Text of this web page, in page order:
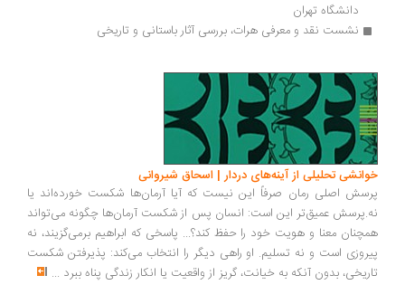
دانشگاه تهران
نشست نقد و معرفی هرات، بررسی آثار باستانی و تاریخی
خوانشی تحلیلی از آینه‌های دردار | اسحاق شیروانی
پرسش اصلی رمان صرفاً این نیست که آیا آرمان‌ها شکست خورده‌اند یا
نه.پرسش عمیق‌تر این است: انسان پس از شکست آرمان‌ها چگونه می‌تواند
همچنان معنا و هویت خود را حفظ کند؟... پاسخی که ابراهیم برمی‌گزیند، نه
پیروزی است و نه تسلیم. او راهی دیگر را انتخاب می‌کند: پذیرفتن شکست
تاریخی، بدون آنکه به خیانت، گریز از واقعیت یا انکار زندگی پناه ببرد ...